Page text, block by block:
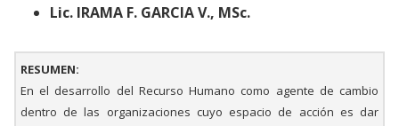
Lic. IRAMA F. GARCIA V., MSc.
RESUMEN:
En el desarrollo del Recurso Humano como agente de cambio
dentro de las organizaciones cuyo espacio de acción es dar